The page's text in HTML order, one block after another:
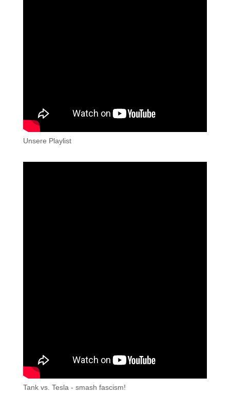
Unsere Playlist
Tank vs. Tesla - smash fascism!